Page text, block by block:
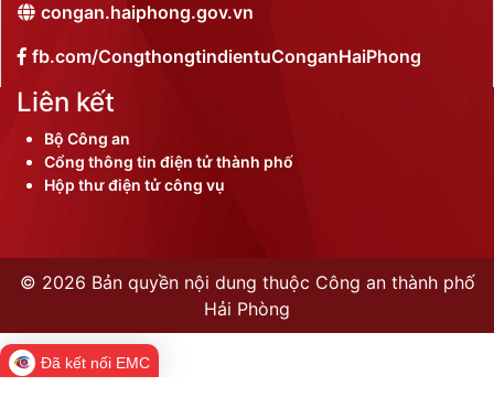
congan.haiphong.gov.vn
fb.com/CongthongtindientuConganHaiPhong
Liên kết
Bộ Công an
Cổng thông tin điện tử thành phố
Hộp thư điện tử công vụ
© 2026 Bản quyền nội dung thuộc Công an thành phố
Hải Phòng
Đã kết nối EMC